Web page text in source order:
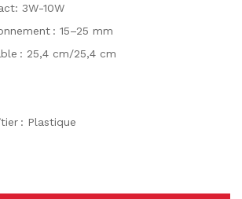
3W-10W
: 15–25 mm
: 25,4 cm/25,4 cm
: Plastique